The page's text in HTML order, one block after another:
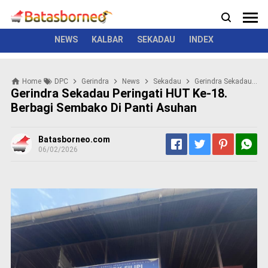
N
e
s
o
l
i
k
i
i
n
NEWS KALBAR SEKADAU INDEX
News Kriminal Seremonial
Home DPC Gerindra News Sekadau Gerindra Sekadau Peringati HUT ke-18. Berbagi Sembako Di Panti Asuhan
Gerindra Sekadau Peringati HUT Ke-18.
Berbagi Sembako Di Panti Asuhan
Batasborneo.com
06/02/2026